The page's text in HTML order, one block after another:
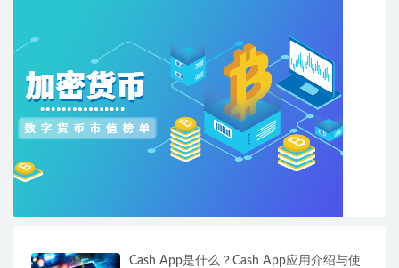
Cash App是什么？Cash App应用介绍与使